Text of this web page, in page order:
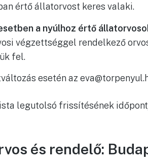
értő állatorvost keres valaki.
a nyúlhoz értő
végzettséggel rendelkező
fel.
esetén az
legutolsó frissítésének
és rendelő: